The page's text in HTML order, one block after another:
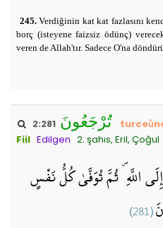
245.Verdiğinin kat kat fazlasını
borç (isteyene faizsiz ödünç)
veren de Allah'tır. Sadece O'na
2:281 تُرْجَعُونَ
Fiil Edilgen 2. şahıs, Eril, Çoğul
اللَّهِ ۖ ثُمَّ تُوَفَّىٰ كُلُّ نَفْسٍ
(281)